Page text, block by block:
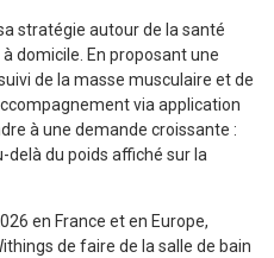
stratégie autour de la santé
domicile. En proposant une
de la masse musculaire et de
via application
à une demande croissante :
du poids affiché sur la
en France et en Europe,
de faire de la salle de bain